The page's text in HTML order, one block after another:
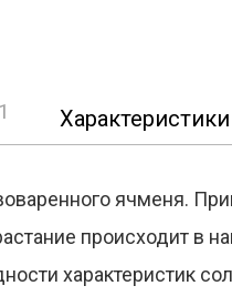
1 Характеристики
ячменя.
происходит в
характеристик